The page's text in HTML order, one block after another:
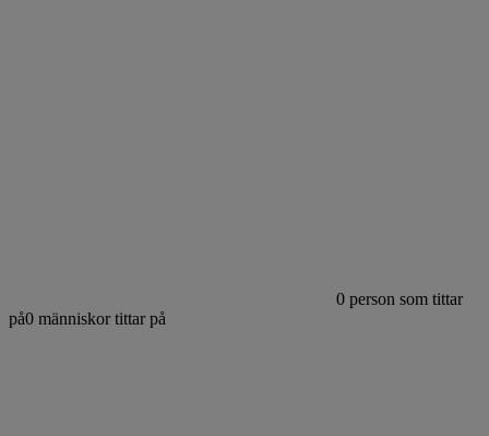
0 person som tittar
på0 människor tittar på